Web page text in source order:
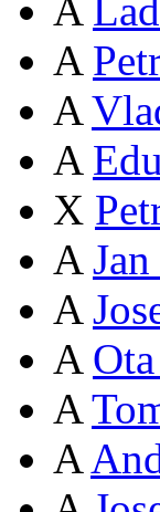
A
A
A
A
X
A
A
A
A
A